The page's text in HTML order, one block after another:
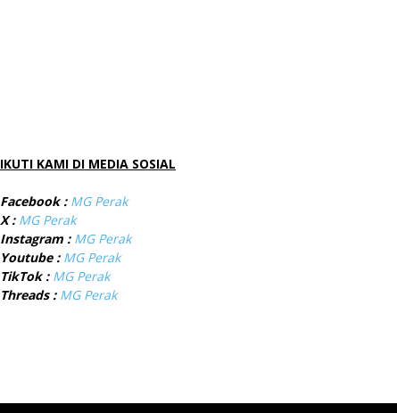
IKUTI KAMI DI MEDIA SOSIAL
Facebook : MG Perak
X : MG Perak
Instagram : MG Perak
Youtube : MG Perak
TikTok : MG Perak
Threads : MG Perak